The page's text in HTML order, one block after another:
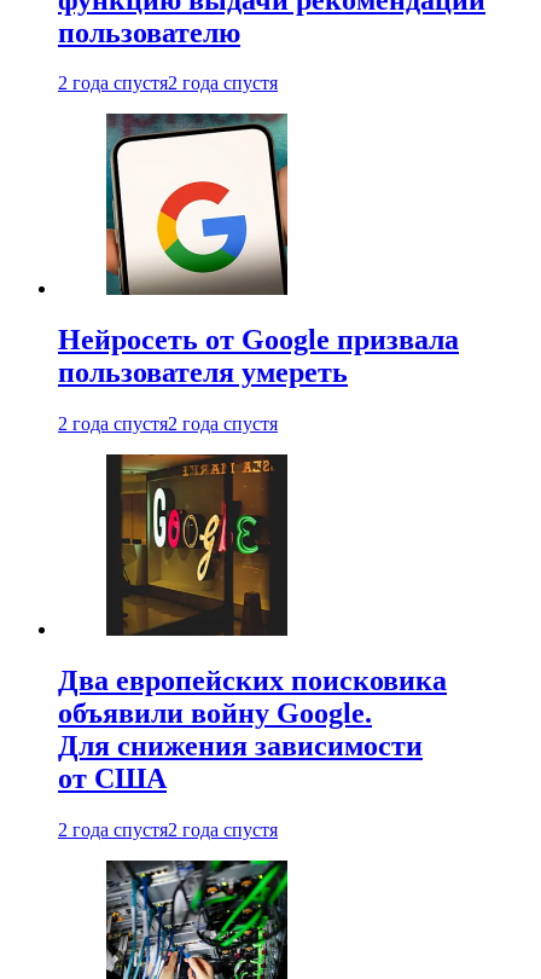
пользователю
2 года спустя2 года спустя
Нейросеть от Google призвала
пользователя умереть
2 года спустя2 года спустя
Два европейских поисковика
объявили войну Google.
Для снижения зависимости
от США
2 года спустя2 года спустя